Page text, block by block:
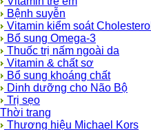
Bệnh suyễn
Vitamin kiểm soát Cholesterol
Bổ sung Omega-3
Thuốc trị nấm ngoài da
Vitamin & chất sơ
Bổ sung khoáng chất
Dinh dưỡng cho Não Bộ
Trị sẹo
Thời trang
Thương hiệu Michael Kors